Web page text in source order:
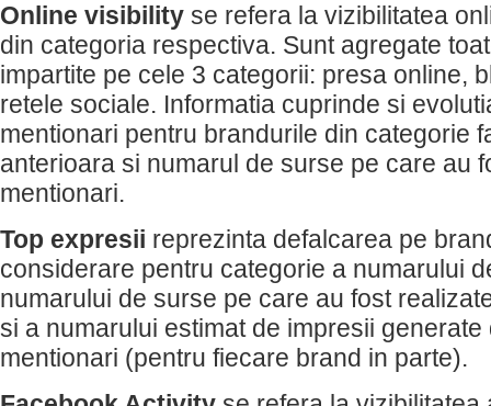
Online visibility se refera la vizibilitatea
din categoria respectiva. Sunt agregate
impartite pe cele 3 categorii: presa online,
retele sociale. Informatia cuprinde si
mentionari pentru brandurile din categorie
anterioara si numarul de surse pe care au
mentionari.
Top expresii reprezinta defalcarea pe
considerare pentru categorie a numarului
numarului de surse pe care au fost
si a numarului estimat de impresii generate
mentionari (pentru fiecare brand in parte).